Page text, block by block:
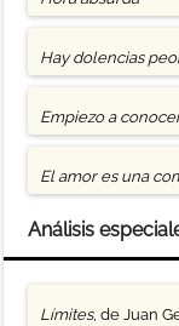
Hay dolencias
Empiezo a
El amor es una
Análisis
Límites, de Juan